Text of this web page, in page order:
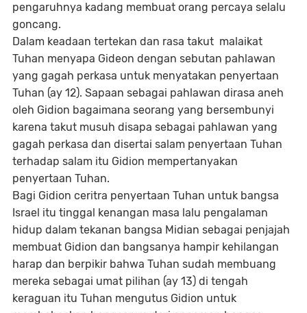
pengaruhnya kadang membuat orang percaya selalu
goncang.
Dalam keadaan tertekan dan rasa takut malaikat
Tuhan menyapa Gideon dengan sebutan pahlawan
yang gagah perkasa untuk menyatakan penyertaan
Tuhan (ay 12). Sapaan sebagai pahlawan dirasa aneh
oleh Gidion bagaimana seorang yang bersembunyi
karena takut musuh disapa sebagai pahlawan yang
gagah perkasa dan disertai salam penyertaan Tuhan
terhadap salam itu Gidion mempertanyakan
penyertaan Tuhan.
Bagi Gidion ceritra penyertaan Tuhan untuk bangsa
Israel itu tinggal kenangan masa lalu pengalaman
hidup dalam tekanan bangsa Midian sebagai penjajah
membuat Gidion dan bangsanya hampir kehilangan
harap dan berpikir bahwa Tuhan sudah membuang
mereka sebagai umat pilihan (ay 13) di tengah
keraguan itu Tuhan mengutus Gidion untuk